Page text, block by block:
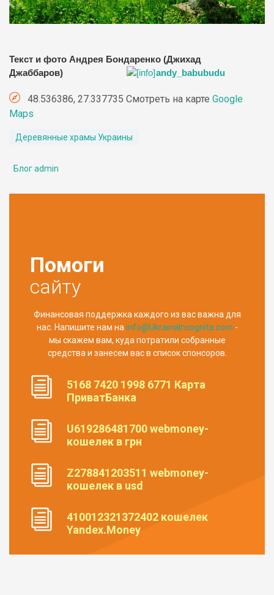
Текст и фото Андрея Бондаренко (Джихад
Джаббаров)
andy_babubudu
48.536386, 27.337735 Смотреть на карте Google
Maps
Деревянные храмы Украины
Блог admin
Помоги
сайту
Финансовая поддержка каждого из вас важна для
нас. Напишите нам на info@UkrainaIncognita.com -
мы скажем вам, куда потратили собранные
средства и занесем вас в список спонсоров.
5168 7420 1998 6771 Карта
ПриватБанка
U619286481700 webmoney-
кошелек в грн
Z278841203511 webmoney-
кошелек в usd
410012321372402 кошелек
Yandex.Money